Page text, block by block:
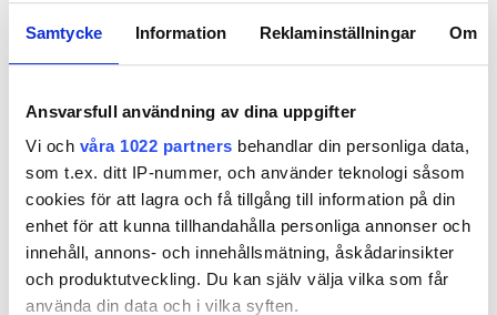
Samtycke Information Reklaminställningar Om
Ansvarsfull användning av dina uppgifter
Vi och våra 1022 partners behandlar din personliga data,
som t.ex. ditt IP-nummer, och använder teknologi såsom
cookies för att lagra och få tillgång till information på din
enhet för att kunna tillhandahålla personliga annonser och
innehåll, annons- och innehållsmätning, åskådarinsikter
och produktutveckling. Du kan själv välja vilka som får
använda din data och i vilka syften.
investeringsbolaget Evolver, som därmed lämnar
den svenska ventilationsbranschen. Evolver ägde
som gick i konkurs i mars 2017.
Sedan juni förra året är Evolverdelägare i
sprinklerkoncernen Maxcon.
NÄRINGSLIV